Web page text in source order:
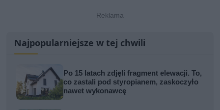
Najpopularniejsze w tej chwili
Po 15 latach zdjęli fragment elewacji. To,
co zastali pod styropianem, zaskoczyło
nawet wykonawcę